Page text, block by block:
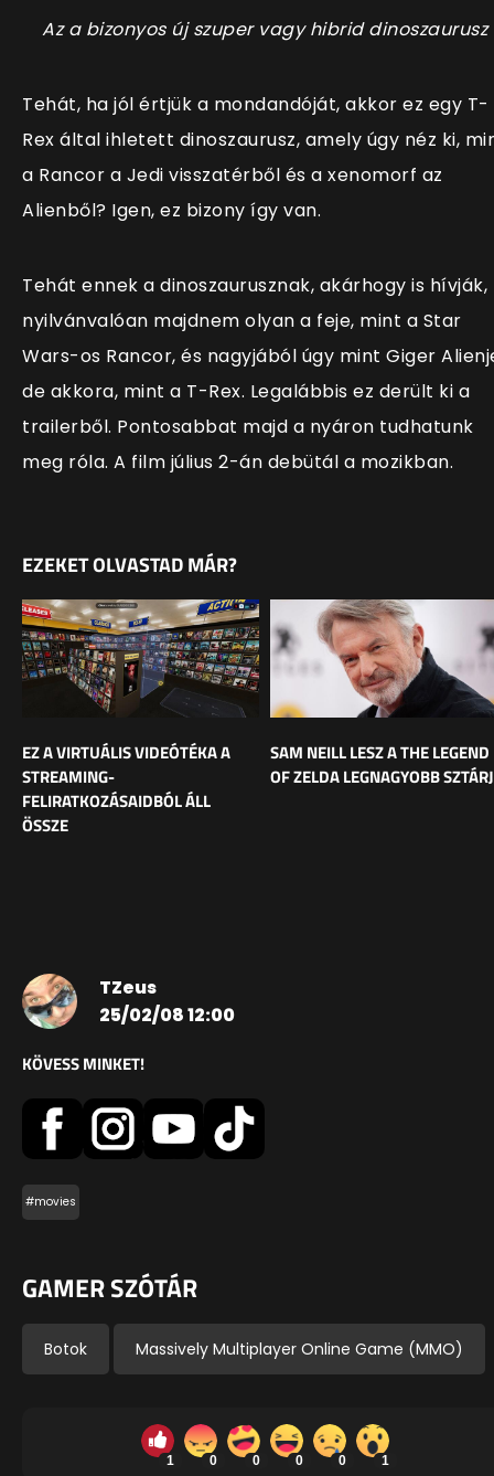
Az a bizonyos új szuper vagy hibrid dinoszaurusz
Tehát, ha jól értjük a mondandóját, akkor ez egy T-
Rex által ihletett dinoszaurusz, amely úgy néz ki,
a Rancor a Jedi visszatérből és a xenomorf az
Alienből? Igen, ez bizony így van.
Tehát ennek a dinoszaurusznak, akárhogy is hívják,
nyilvánvalóan majdnem olyan a feje, mint a Star
Wars-os Rancor, és nagyjából úgy mint Giger
de akkora, mint a T-Rex. Legalábbis ez derült ki a
trailerből. Pontosabbat majd a nyáron tudhatunk
meg róla. A film július 2-án debütál a mozikban.
EZEKET OLVASTAD MÁR?
EZ A VIRTUÁLIS VIDEÓTÉKA A
STREAMING-
FELIRATKOZÁSAIDBÓL ÁLL
ÖSSZE
SAM NEILL LESZ A THE LEGEND
OF ZELDA LEGNAGYOBB
TZeus
25/02/08 12:00
KÖVESS MINKET!
#movies
GAMER SZÓTÁR
Botok Massively Multiplayer Online Game (MMO)
1 0 0 0 0 1